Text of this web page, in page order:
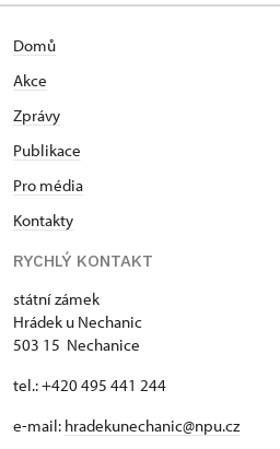
Domů
Akce
Zprávy
Publikace
Pro média
Kontakty
RYCHLÝ KONTAKT
státní zámek
Hrádek u Nechanic
503 15 Nechanice
tel.: +420 495 441 244
e-mail: hradekunechanic@npu.cz